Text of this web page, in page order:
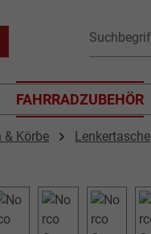
FAHRRADZUBEHÖR
& Körbe Lenkertasche